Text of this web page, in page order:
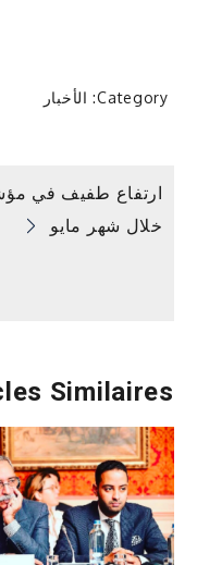
Category: الأخبار
تصفّح
ارتفاع طفيف في
خلال شهر مايو
Similaires